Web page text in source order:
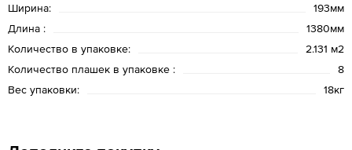
Ширина:
193мм
Длина :
1380мм
Количество в упаковке:
2.131 м2
Количество плашек в упаковке :
8
Вес упаковки:
18кг